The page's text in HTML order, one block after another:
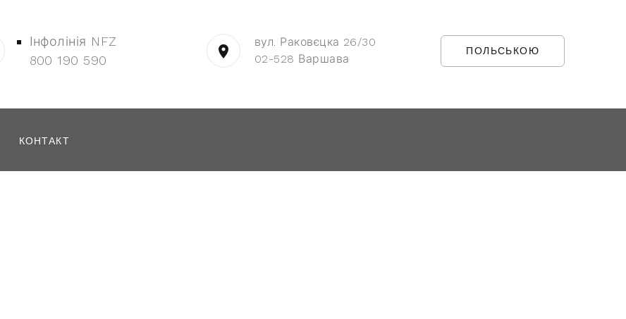
Інфолінія NFZ
800 190 590
вул. Раковєцка 26/30
02-528 Варшава
ПОЛЬСЬКОЮ
КОНТАКТ